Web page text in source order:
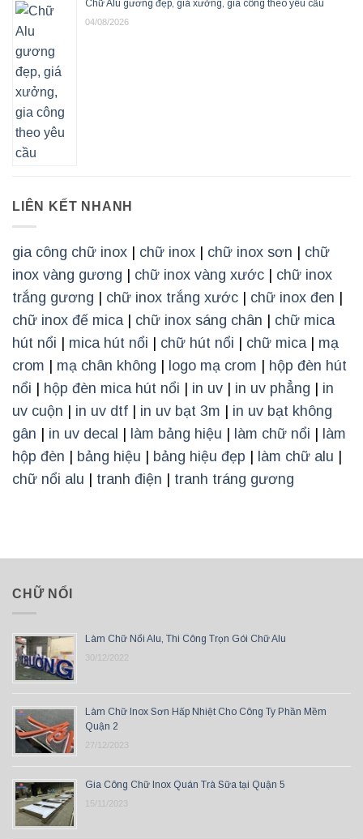
Chữ Alu gương đẹp, giá xưởng, gia công theo yêu cầu
04/08/2026
LIÊN KẾT NHANH
gia công chữ inox | chữ inox | chữ inox sơn | chữ
inox vàng gương | chữ inox vàng xước | chữ inox
trắng gương | chữ inox trắng xước | chữ inox đen |
chữ inox đế mica | chữ inox sáng chân | chữ mica
hút nổi | mica hút nổi | chữ hút nổi | chữ mica | mạ
crom | mạ chân không | logo mạ crom | hộp đèn hút
nổi | hộp đèn mica hút nổi | in uv | in uv phẳng | in
uv cuộn | in uv dtf | in uv bạt 3m | in uv bạt không
gân | in uv decal | làm bảng hiệu | làm chữ nổi | làm
hộp đèn | bảng hiệu | bảng hiệu đẹp | làm chữ alu |
chữ nổi alu | tranh điện | tranh tráng gương
CHỮ NỔI
Làm Chữ Nổi Alu, Thi Công Trọn Gói Chữ Alu
30/12/2022
Làm Chữ Inox Sơn Hấp Nhiệt Cho Công Ty Phần Mềm
Quận 2
27/12/2023
Gia Công Chữ Inox Quán Trà Sữa tại Quận 5
15/11/2023